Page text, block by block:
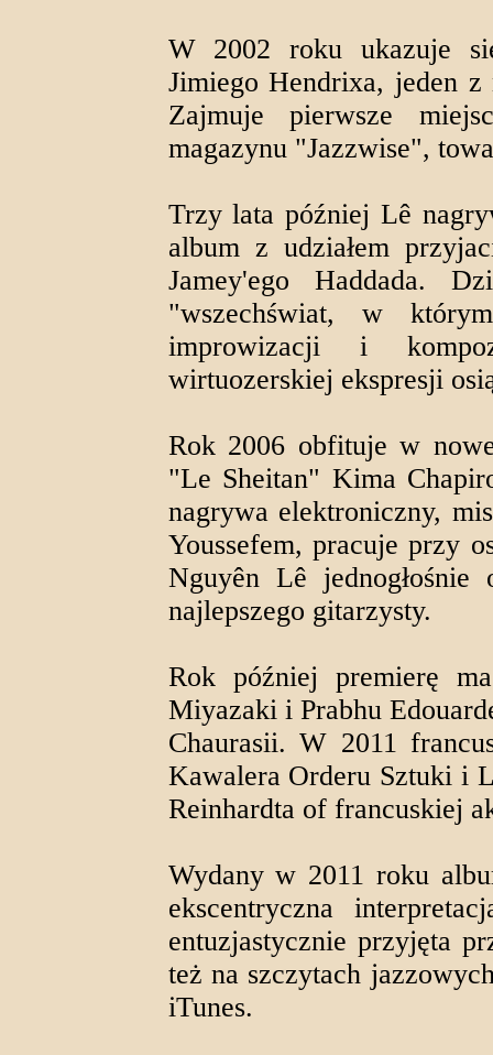
W 2002 roku ukazuje
Jimiego Hendrixa, jeden
Zajmuje pierwsze
magazynu "Jazzwise",
Trzy lata później Lê
album z udziałem
Jamey'ego Haddada.
"wszechświat, w
improwizacji i
wirtuozerskiej ekspresji
Rok 2006 obfituje w
"Le Sheitan" Kima
nagrywa elektroniczny,
Youssefem, pracuje przy
Nguyên Lê
najlepszego gitarzysty.
Rok później premierę
Miyazaki i Prabhu
Chaurasii. W 2011
Kawalera Orderu Sztuki i
Reinhardta of francuskiej
Wydany w 2011 roku
ekscentryczna
entuzjastycznie przyjęta
też na szczytach
iTunes.